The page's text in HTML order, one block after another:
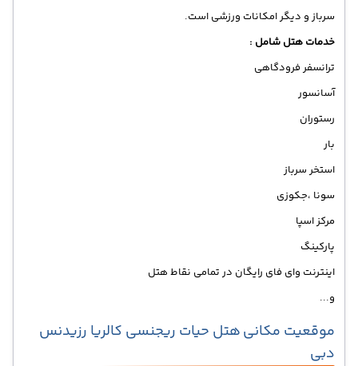
سرباز و دیگر امکانات ورزشی است.
خدمات هتل شامل :
ترانسفر فرودگاهی
آسانسور
رستوران
بار
استخر سرباز
سونا ،جکوزی
مرکز اسپا
پارکینگ
اینترنت وای فای رایگان در تمامی نقاط هتل
و...
موقعیت مکانی هتل حیات ریجنسی کالریا رزیدنس
دبی